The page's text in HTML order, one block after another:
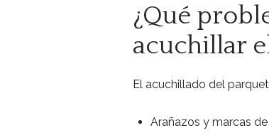
¿Qué
acuchillar
El acuchillado del
Arañazos y marcas